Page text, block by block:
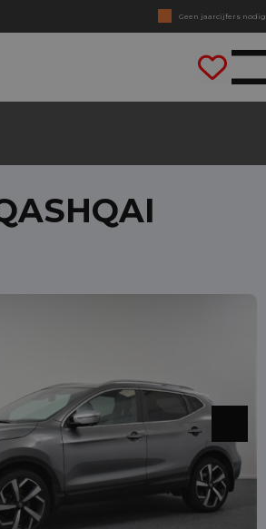
Geen jaarcijfers nodig
Direct rijden